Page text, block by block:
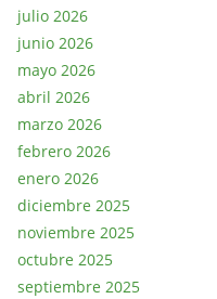
julio 2026
junio 2026
mayo 2026
abril 2026
marzo 2026
febrero 2026
enero 2026
diciembre 2025
noviembre 2025
octubre 2025
septiembre 2025